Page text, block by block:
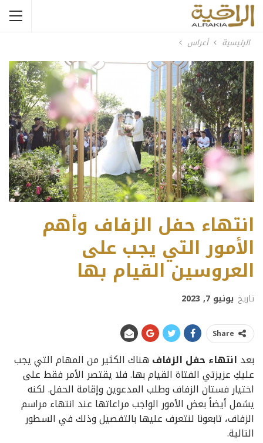
الرئيسية أعراس
انتهاء حفل الزفاف وأهم
الأمور التي يجب على
العروسين القيام بها
تاريخ يونيو 7, 2023
Share
بعد انتهاء حفل الزفاف هناك الكثير من المهام التي يجب
عليكِ عزيزتي الفتاة القيام بها. فلا يقتصر الأمر فقط على
اختيار فستان الزفاف وطلب المدعوين وإقامة الحفل. لكنه
يشمل أيضاً بعض الأمور الواجب مراعاتها عند انتهاء مراسم
الزفاف، تابعونا لنتعرف عليها بالتفصيل وذلك في السطور
التالية.